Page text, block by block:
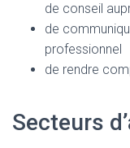
de conseil
de
professionnel
de rendre
Secteurs